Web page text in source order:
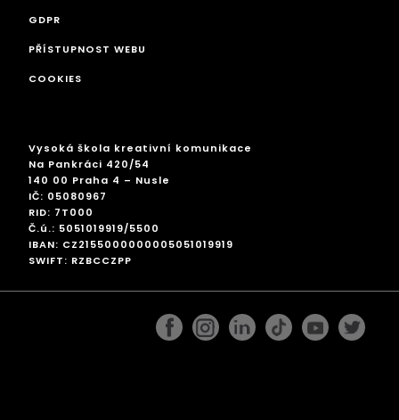
GDPR
PŘÍSTUPNOST WEBU
COOKIES
Vysoká škola kreativní komunikace
Na Pankráci 420/54
140 00 Praha 4 – Nusle
IČ: 05080967
RID: 7T000
Č.ú.: 5051019919/5500
IBAN: CZ2155000000005051019919
SWIFT: RZBCCZPP
facebookinstagramlinkedingoogleplus
pinterest
twitter